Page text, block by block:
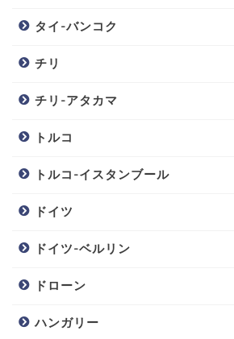
タイ-バンコク
チリ
チリ-アタカマ
トルコ
トルコ-イスタンブール
ドイツ
ドイツ-ベルリン
ドローン
ハンガリー